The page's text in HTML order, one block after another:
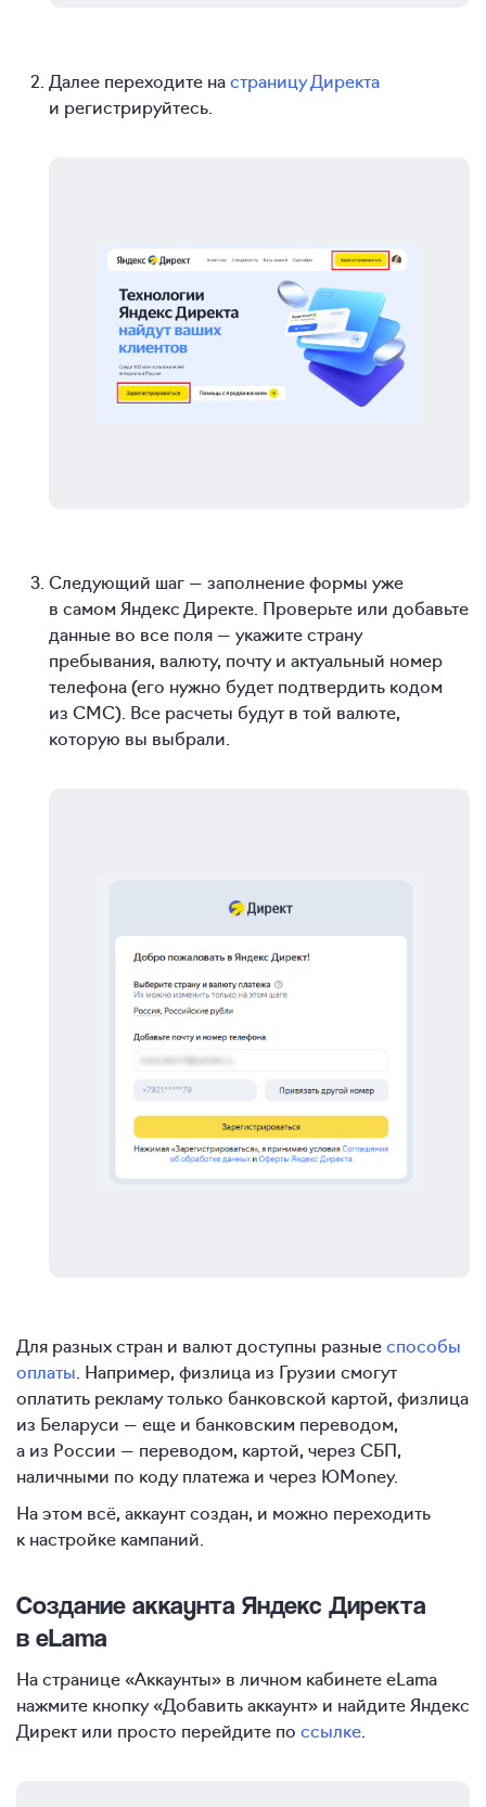
Далее переходите настраницу Директа
и регистрируйтесь.
Следующий шаг — заполнение формы уже
в самом Яндекс Директе. Проверьте или добавьте
данные во все поля — укажите страну
пребывания, валюту, почту и актуальный номер
телефона (его нужно будет подтвердить кодом
из СМС). Все расчеты будут в той валюте,
которую вы выбрали.
Для разных стран и валют доступны разныеспособы
оплаты . Например, физлица из Грузии смогут
оплатить рекламу только банковской картой, физлица
из Беларуси — еще и банковским переводом,
а из России — переводом, картой, через СБП,
наличными по коду платежа и через ЮMoney.
На этом всё, аккаунт создан, и можно переходить
к настройке кампаний.
Создание аккаунта Яндекс Директа
в eLama
На странице «Аккаунты» в личном кабинете eLama
нажмите кнопку «Добавить аккаунт» и найдите Яндекс
Директ или просто перейдите по ссылке